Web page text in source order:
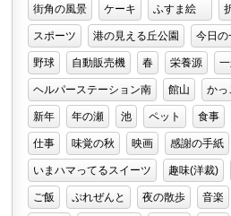
街角の風景 ケーキ ふすま絵
スポーツ 港の見える丘公園 今日の
野球 自動販売機 春 栄養源
ヘルパーステーション南 館山 かっ
新年 年の瀬 池 ペット 食事
仕事 味覚の秋 映画 感謝の手紙
いまハマってるスイーツ 趣味(洋裁)
ご飯 ぷれぜんと 夜の散歩 音楽